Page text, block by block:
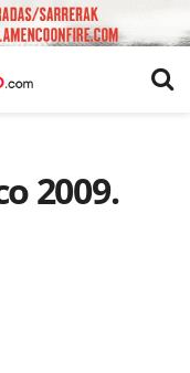
2009.